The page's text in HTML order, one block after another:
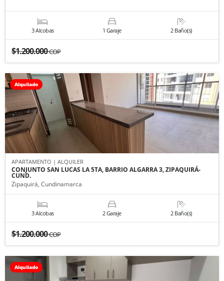
3 Alcobas 1 Garaje 2 Baño(s)
$1.200.000COP
Alquilado
APARTAMENTO | ALQUILER
CONJUNTO SAN LUCAS LA 5TA, BARRIO ALGARRA 3, ZIPAQUIRÁ-
CUND.
Zipaquirá, Cundinamarca
3 Alcobas 2 Garaje 2 Baño(s)
$1.200.000COP
Alquilado